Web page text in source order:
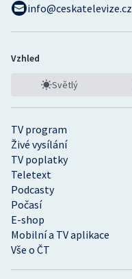
TV program
Živé vysílání
TV poplatky
Teletext
Podcasty
Počasí
E-shop
Mobilní a TV aplikace
Vše o ČT
info@ceskatelevize.cz
Vzhled
Světlý